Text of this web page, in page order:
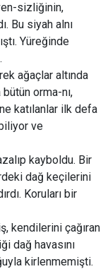
sizliğinin,
Bu siyah alnı
Yüreğinde
ağaçlar altında
orma-nı,
katılanlar ilk defa
ve
kayboldu. Bir
dağ keçilerini
Koruları bir
kendilerini çağıran
dağ havasını
kirlenmemişti.